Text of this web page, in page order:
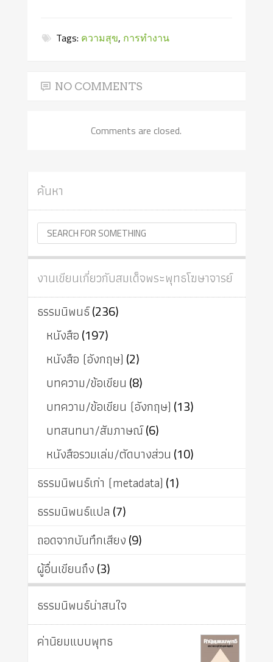
Tags: ความสุข, การทำงาน
NO COMMENTS
Comments are closed.
ค้นหา
งานเขียนเกี่ยวกับสมเด็จพระพุทธโฆษาจารย์
ธรรมนิพนธ์(236)
หนังสือ(197)
หนังสือ (อังกฤษ) (2)
บทความ/ข้อเขียน (8)
บทความ/ข้อเขียน (อังกฤษ) (13)
บทสนทนา/สัมภาษณ์(6)
หนังสือรวมเล่ม/ตัดบางส่วน (10)
ธรรมนิพนธ์เก่า (metadata) (1)
ธรรมนิพนธ์แปล (7)
ถอดจากบันทึกเสียง(9)
ผู้อื่นเขียนถึง(3)
ธรรมนิพนธ์น่าสนใจ
ค่านิยมแบบพุทธ